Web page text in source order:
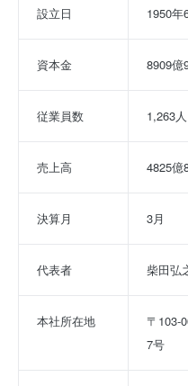
設立日 1950年
資本金 8909億
従業員数 1,263人
売上高 4825億
決算月 3月
代表者 柴田弘
本社所在地
〒103-
7号